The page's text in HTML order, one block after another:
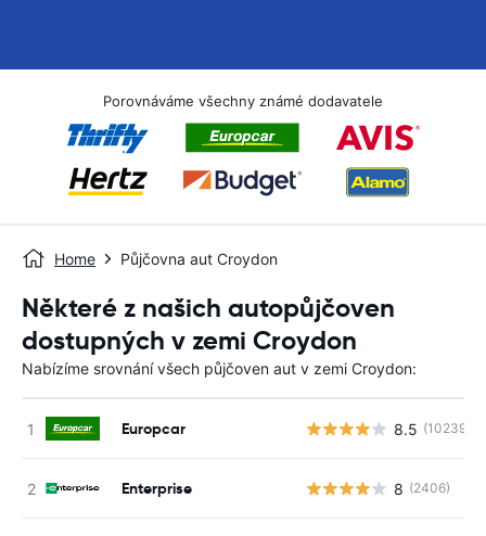
Porovnáváme všechny známé dodavatele
Home Půjčovna aut Croydon
Některé z našich autopůjčoven
dostupných v zemi Croydon
Nabízíme srovnání všech půjčoven aut v zemi Croydon:
Europcar 8.5 (10239)
Enterprise 8 (2406)